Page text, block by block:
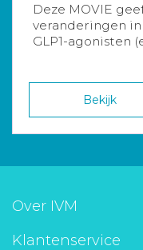
Deze MOVIE
veranderingen
GLP1-agonisten
Bekijk
Over IVM
Klantenservice